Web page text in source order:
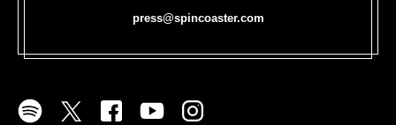
press@spincoaster.com